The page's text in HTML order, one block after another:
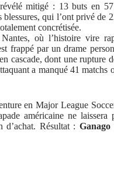
mitigé : 13 buts en
qui l’ont privé de
concrétisée.
où l’histoire vire
frappé par un drame
cascade, dont une rupture
a manqué 41 matchs
en Major League
américaine ne laissera
Résultat : Ganago